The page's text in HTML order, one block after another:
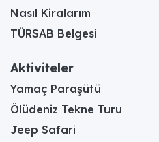
Nasıl Kiralarım
TÜRSAB Belgesi
Aktiviteler
Yamaç Paraşütü
Ölüdeniz Tekne Turu
Jeep Safari